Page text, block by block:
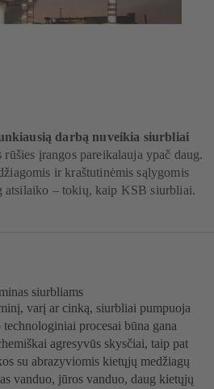
darbą nuveikia siurbliai
įrangos pareikalauja ypač daug.
ir kraštutinėmis sąlygomis
atsilaiko – tokių, kaip KSB siurbliai.
siurbliams
varį ar cinką, siurbliai pumpuoja
procesai būna gana
agresyvūs skysčiai, taip pat
su abrazyviomis kietųjų medžiagų
vanduo, jūros vanduo, daug kietųjų